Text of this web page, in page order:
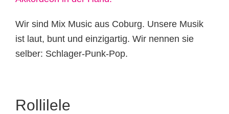
Wir sind Mix Music aus Coburg. Unsere Musik
ist laut, bunt und einzigartig. Wir nennen sie
selber: Schlager-Punk-Pop.
Rollilele